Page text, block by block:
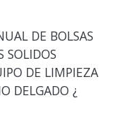
DE BOLSAS
SOLIDOS
DE LIMPIEZA
DELGADO ¿